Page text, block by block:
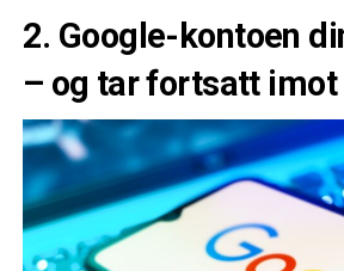
2. Google-kontoen
– og tar fortsatt